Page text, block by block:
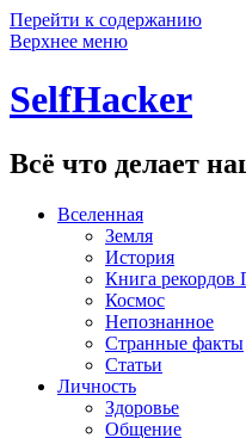
Перейти к содержанию
Верхнее меню
SelfHacker
Всё что делает
Вселенная
Земля
История
Книга рекордов
Космос
Непознанное
Странные факты
Статьи
Личность
Здоровье
Общение